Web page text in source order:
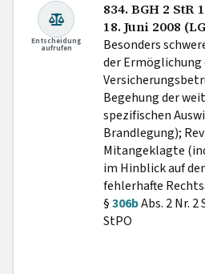
Entscheidung
aufrufen
834. BGH 2
18. Juni 2008
Besonders
der Ermöglichung
Begehung der
spezifischen
Brandlegung);
Mitangeklagte
im Hinblick auf
fehlerhafte
§306bAbs. 2 Nr. 2
StPO